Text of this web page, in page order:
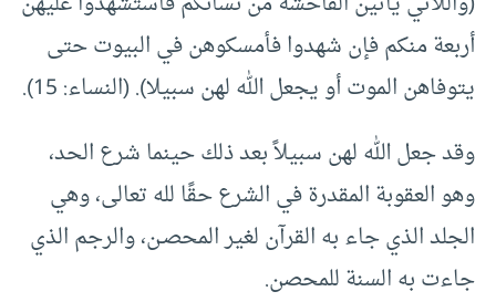
أربعة منكم فإن شهدوا فأمسكوهن في البيوت حتى
يتوفاهن الموت أو يجعل الله لهن سبيلا). (النساء: 15).
وقد جعل الله لهن سبيلاً بعد ذلك حينما شرع الحد،
وهو العقوبة المقدرة في الشرع حقًا لله تعالى، وهي
الجلد الذي جاء به القرآن لغير المحصـن، والرجم الذي
جاءت به السنة للمحصن.